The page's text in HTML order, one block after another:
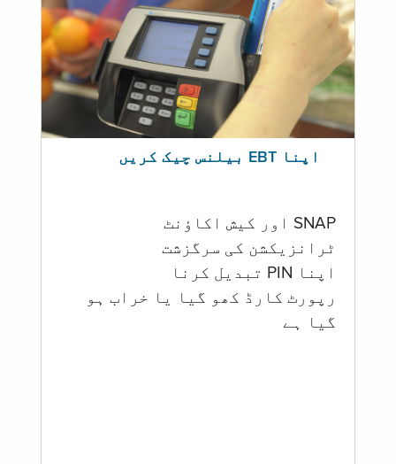
اپنا EBT بیلنس چیک کریں
SNAP اور کیش اکاؤنٹ
ٹرانزیکشن کی سرگزشت
اپنا PIN تبدیل کرنا
رپورٹ کارڈ کھو گیا یا خراب ہو
گيا ہے